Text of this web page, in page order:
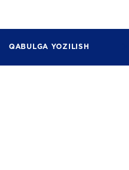
QABULGA YOZILISH